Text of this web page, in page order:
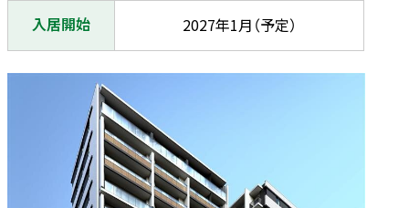
入居開始 2027年1月（予定）